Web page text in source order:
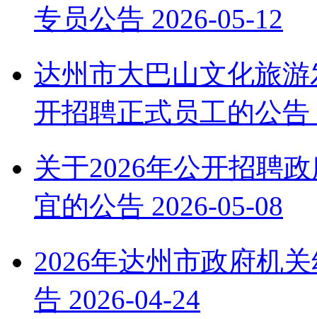
专员公告 2026-05-12
达州市大巴山文化旅
开招聘正式员工的公告
关于2026年公开招聘
宜的公告 2026-05-08
2026年达州市政府机
告 2026-04-24